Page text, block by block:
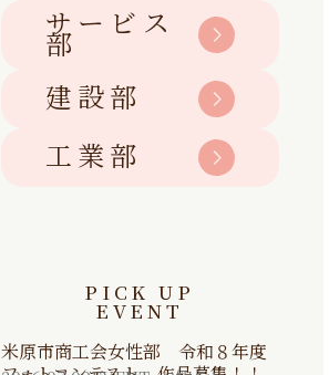
サービス
部
建設部
工業部
PICK UP
EVENT
米原市商工会女性部 令和８年度